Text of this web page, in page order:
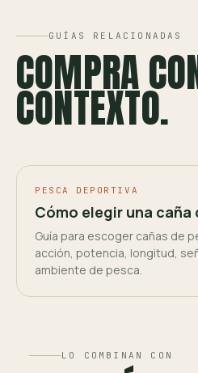
GUÍAS RELACIONADAS
COMPRA
CONTEXTO.
PESCA DEPORTIVA
Cómo elegir una caña
Guía para escoger cañas de
acción, potencia, longitud,
ambiente de pesca.
LO COMBINAN CON